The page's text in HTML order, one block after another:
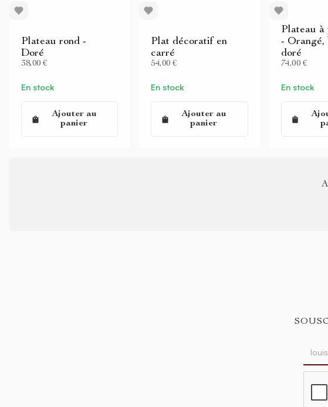
Plateau rond -
Doré
38,00 €
En stock
Ajouter au
panier
Plat décoratif en
carré
54,00 €
En stock
Ajouter au
panier
Plateau à
- Orangé,
doré
74,00 €
En stock